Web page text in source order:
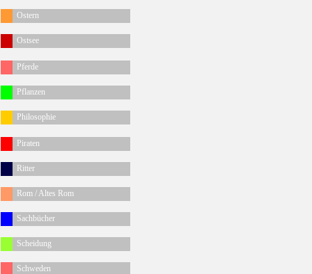
Ostern
Ostsee
Pferde
Pflanzen
Philosophie
Piraten
Ritter
Rom / Altes Rom
Sachbücher
Scheidung
Schweden